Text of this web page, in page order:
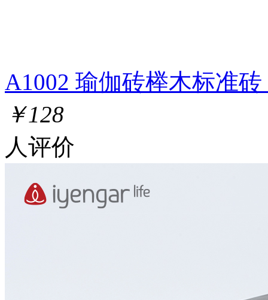
A1002 瑜伽砖榉木标准
￥128
人评价